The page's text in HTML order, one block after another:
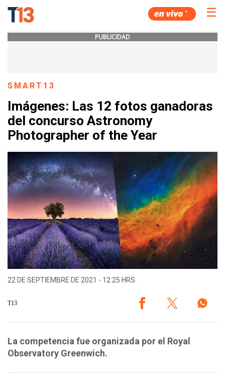
☰
PUBLICIDAD
SMART13
Imágenes: Las 12 fotos ganadoras
del concurso Astronomy
Photographer of the Year
22 DE SEPTIEMBRE DE 2021 - 12:25 HRS.
T13
La competencia fue organizada por el Royal
Observatory Greenwich.